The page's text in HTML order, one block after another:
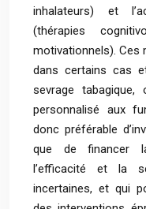
inhalateurs) et
(thérapies
motivationnels). Ces
dans certains cas
sevrage
personnalisé aux
donc préférable
que de financer
l’efficacité et la
incertaines, et qui